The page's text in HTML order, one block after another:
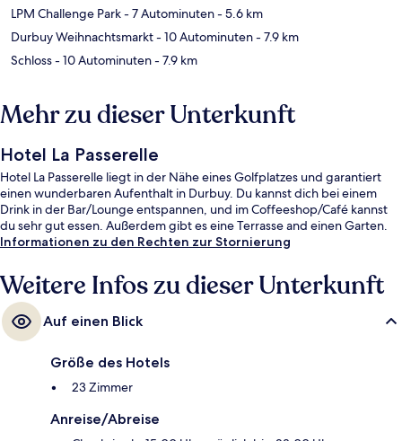
LPM Challenge Park- 7 Autominuten- 5.6 km
Durbuy Weihnachtsmarkt- 10 Autominuten- 7.9 km
Schloss- 10 Autominuten- 7.9 km
Mehr zu dieser Unterkunft
Hotel La Passerelle
Hotel La Passerelle liegt in der Nähe eines Golfplatzes und garantiert
einen wunderbaren Aufenthalt in Durbuy. Du kannst dich bei einem
Drink in der Bar/Lounge entspannen, und im Coffeeshop/Café kannst
du sehr gut essen. Außerdem gibt es eine Terrasse and einen Garten.
Informationen zu den Rechten zur Stornierung
Weitere Infos zu dieser Unterkunft
Auf einen Blick
Größe des Hotels
23 Zimmer
Anreise/Abreise